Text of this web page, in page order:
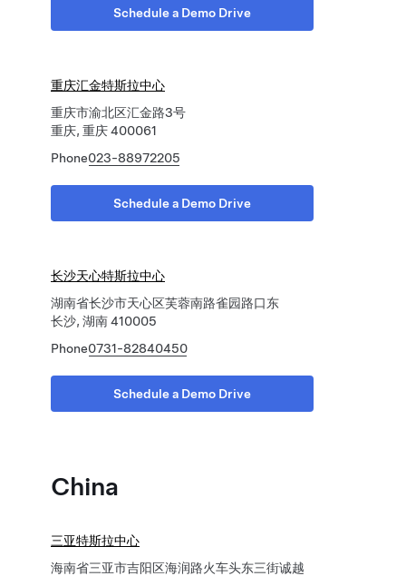
Schedule a Demo Drive
重庆汇金特斯拉中心
重庆市渝北区汇金路3号
重庆, 重庆 400061
Phone023-88972205
Schedule a Demo Drive
长沙天心特斯拉中心
湖南省长沙市天心区芙蓉南路雀园路口东
长沙, 湖南 410005
Phone0731-82840450
Schedule a Demo Drive
China
三亚特斯拉中心
海南省三亚市吉阳区海润路火车头东三街诚越